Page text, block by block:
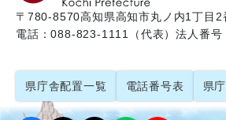
〒780-8570高知県高知市丸ノ内1丁目2
電話：088-823-1111（代表）法人番
県庁舎配置一覧 電話番号表 県